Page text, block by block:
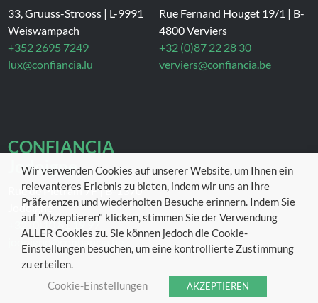
33, Gruuss-Strooss | L-9991
Weiswampach
+352 2695 7249
lux@confiancia.lu
Rue Fernand Houget 19/1 | B-
4800 Verviers
+32 (0)87 22 28 30
verviers@confiancia.be
CONFIANCIA
Jodoigne
Rue de Piétrain 7F|B-1370
Jodoigne
+32 (0)10 81 19 97
jodoigne@confiancia.be
Wir verwenden Cookies auf unserer Website, um Ihnen ein
relevanteres Erlebnis zu bieten, indem wir uns an Ihre
Präferenzen und wiederholten Besuche erinnern. Indem Sie
auf "Akzeptieren" klicken, stimmen Sie der Verwendung
ALLER Cookies zu. Sie können jedoch die Cookie-
Einstellungen besuchen, um eine kontrollierte Zustimmung
zu erteilen.
Cookie-Einstellungen
AKZEPTIEREN